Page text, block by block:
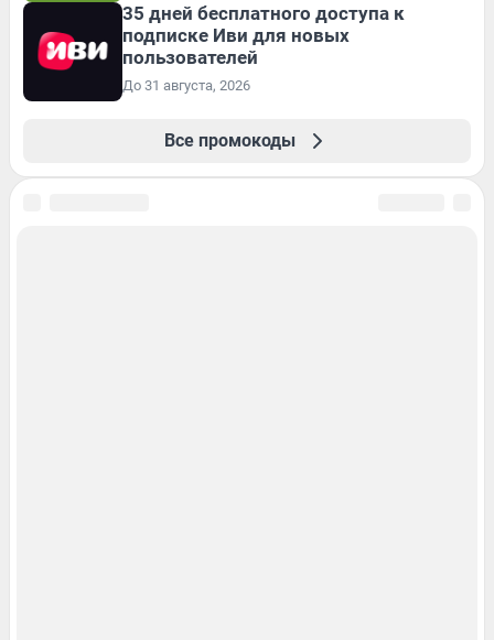
35 дней бесплатного доступа к
подписке Иви для новых
пользователей
До 31 августа, 2026
Все промокоды